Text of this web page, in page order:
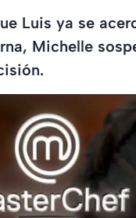
Luis ya se
Michelle